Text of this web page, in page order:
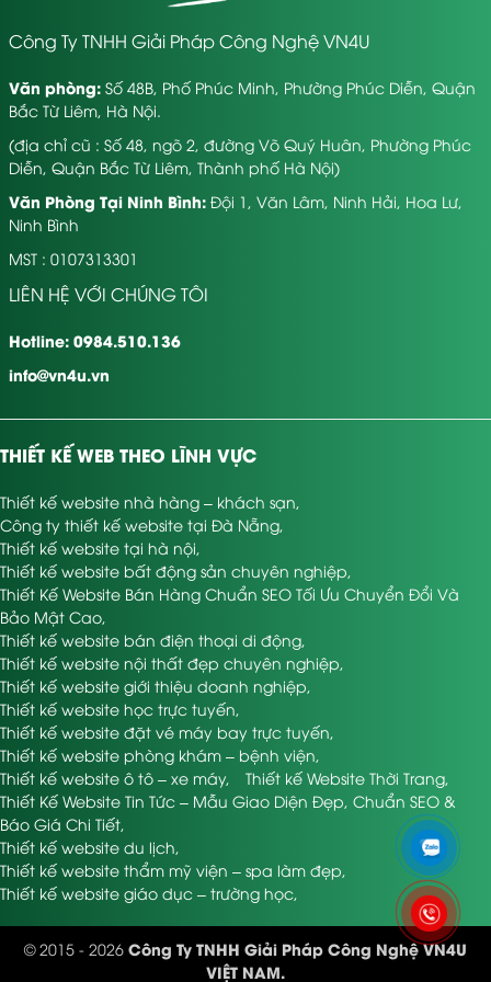
Hỗ trợ cả viết nội dung và thiết kế banner
5. Songmaweb
Thiết kế web thương mại điện tử, web spa, giáo dục
Giao diện hiện đại, responsive tốt trên di động
6. Lam Kinh Designer
Cá nhân freelance nhưng làm việc chuyên nghiệp
Giá mềm, linh hoạt theo nhu cầu
7. Terus Technology
Là công ty phần mềm có đội ngũ lập trình mạnh
Web theo yêu cầu, quy trình rõ ràng
8. Thanh Hóa Web
Dịch vụ đa dạng, từ hosting, domain đến thiết kế
Có demo mẫu sẵn cho khách lựa chọn
9. Bizfly (VCCorp)
Không phải công ty địa phương nhưng có hỗ trợ toàn
quốc
Nền tảng SaaS, dễ sử dụng, tích hợp nhiều công cụ
10. Adtech
Mạnh về thiết kế UX/UI, phù hợp với web giới thiệu
Có đội ngũ chuyên hỗ trợ doanh nghiệp SME
11. OneViet
Web giá rẻ, khởi điểm từ 2 triệu đồng
Thiết kế nhanh, bàn giao trong vòng 5–7 ngày
Bạn có thể bắt đầu bằng cách liên hệ 2–3 công ty trên
để so sánh dịch vụ và mức giá. Đừng ngại yêu cầu bản
demo hoặc sản phẩm mẫu họ đã làm.
Công Ty TNHH Giải Pháp Công Nghệ VN4U
Văn phòng: Số 48B, Phố Phúc Minh, Phường Phúc Diễn, Quận
Bắc Từ Liêm, Hà Nội.
(địa chỉ cũ : Số 48, ngõ 2, đường Võ Quý Huân, Phường Phúc
Diễn, Quận Bắc Từ Liêm, Thành phố Hà Nội)
Văn Phòng Tại Ninh Bình: Đội 1, Văn Lâm, Ninh Hải, Hoa Lư,
Ninh Bình
MST : 0107313301
LIÊN HỆ VỚI CHÚNG TÔI
Hotline: 0984.510.136
info@vn4u.vn
THIẾT KẾ WEB THEO LĨNH VỰC
Thiết kế website nhà hàng – khách sạn,
Công ty thiết kế website tại Đà Nẵng,
Thiết kế website tại hà nội,
Thiết kế website bất động sản chuyên nghiệp,
Thiết Kế Website Bán Hàng Chuẩn SEO Tối Ưu Chuyển Đổi Và
Bảo Mật Cao,
Thiết kế website bán điện thoại di động,
Thiết kế website nội thất đẹp chuyên nghiệp,
Thiết kế website giới thiệu doanh nghiệp,
Thiết kế website học trực tuyến,
Thiết kế website đặt vé máy bay trực tuyến,
Thiết kế website phòng khám – bệnh viện,
Thiết kế website ô tô – xe máy, Thiết kế Website Thời Trang,
Thiết Kế Website Tin Tức – Mẫu Giao Diện Đẹp, Chuẩn SEO &
Báo Giá Chi Tiết,
Thiết kế website du lịch,
Thiết kế website thẩm mỹ viện – spa làm đẹp,
Thiết kế website giáo dục – trường học,
© 2015 - 2026 Công Ty TNHH Giải Pháp Công Nghệ VN4U
VIỆT NAM.